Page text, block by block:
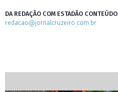
DA REDAÇÃO COM ESTADÃO CONTEÚDO
redacao@jornalcruzeiro.com.br